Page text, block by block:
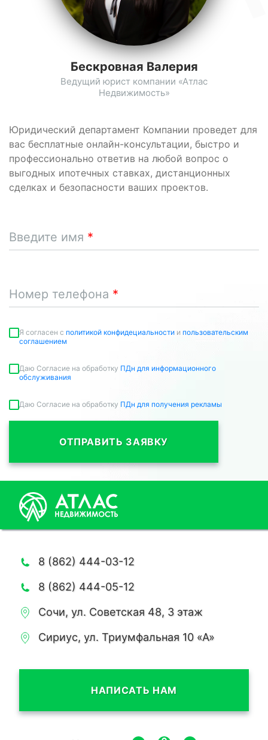
Юридический департамент Компании проведет для
вас бесплатные онлайн-консультации, быстро и
профессионально ответив на любой вопрос о
выгодных ипотечных ставках, дистанционных
сделках и безопасности ваших проектов.
Введите имя
Номер телефона
Я согласен c политикой конфидециальности и пользовательским
соглашением
Даю Согласие на обработку ПДн для информационного
обслуживания
Даю Согласие на обработку ПДн для получения рекламы
ОТПРАВИТЬ ЗАЯВКУ
Бескровная Валерия
Ведущий юрист компании «Атлас
Недвижимость»
8 (862) 444-03-12
8 (862) 444-05-12
Сочи, ул. Советская 48, 3 этаж
Сириус, ул. Триумфальная 10 «А»
НАПИСАТЬ НАМ